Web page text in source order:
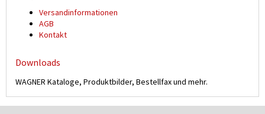
Versand­informationen
AGB
Kontakt
Downloads
WAGNER Kataloge, Produktbilder, Bestellfax und mehr.